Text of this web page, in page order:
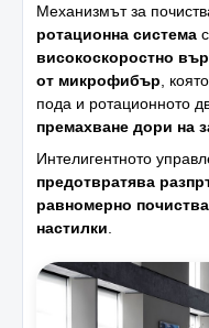
Механизмът за
ротационна система с
високоскоростно
от микрофибър ,
пода и ротационното
премахване дори на
Интелигентното
предотвратява
равномерно
настилки